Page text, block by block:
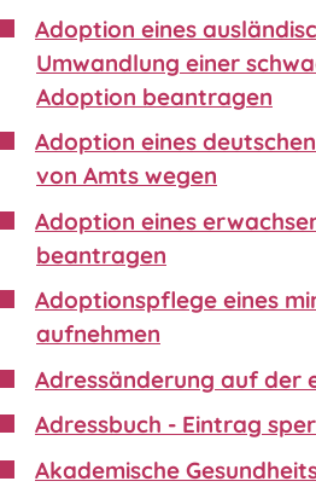
Adoption eines
Umwandlung einer
Adoption beantragen
Adoption eines
von Amts wegen
Adoption eines
beantragen
Adoptionspflege eines
aufnehmen
Adressänderung auf der
Adressbuch - Eintrag
Akademische